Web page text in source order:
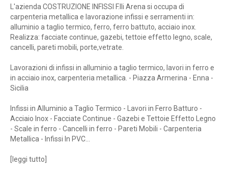
L'azienda COSTRUZIONE INFISSI F.lli Arena si occupa di
carpenteria metallica e lavorazione infissi e serramenti in:
alluminio a taglio termico, ferro, ferro battuto, acciaio inox.
Realizza: facciate continue, gazebi, tettoie effetto legno, scale,
cancelli, pareti mobili, porte,vetrate.
Lavorazioni di infissi in alluminio a taglio termico, lavori in ferro e
in acciaio inox, carpenteria metallica. - Piazza Armerina - Enna -
Sicilia
Infissi in Alluminio a Taglio Termico - Lavori in Ferro Batturo -
Acciaio Inox - Facciate Continue - Gazebi e Tettoie Effetto Legno
- Scale in ferro - Cancelli in ferro - Pareti Mobili - Carpenteria
Metallica - Infissi In PVC...
leggi tutto